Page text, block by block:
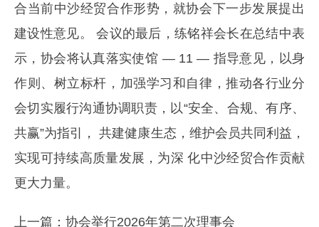
合当前中沙经贸合作形势，就协会下一步发展提出
建设性意见。 会议的最后，练铭祥会长在总结中表
示，协会将认真落实使馆 — 11 — 指导意见，以身
作则、树立标杆，加强学习和自律，推动各行业分
会切实履行沟通协调职责，以“安全、合规、有序、
共赢”为指引， 共建健康生态，维护会员共同利益，
实现可持续高质量发展，为深 化中沙经贸合作贡献
更大力量。
上一篇： 协会举行2026年第二次理事会